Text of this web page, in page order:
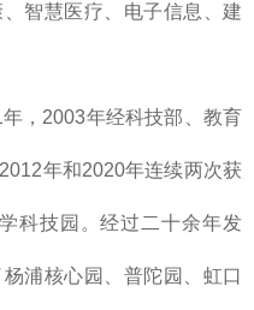
智慧医疗、电子信息、建
，2003年经科技部、教育
年和2020年连续两次获
科技园。经过二十余年发
浦核心园、普陀园、虹口